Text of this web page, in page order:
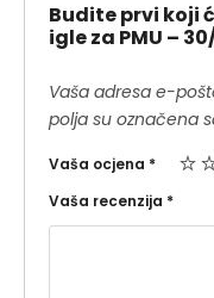
Budite prvi koji
igle za PMU –
Vaša adresa e-
polja su označena
Vaša ocjena *
Vaša recenzija *